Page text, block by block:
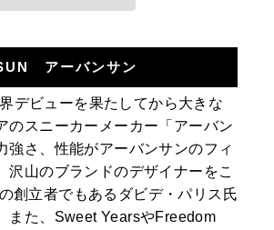
アーバンサン
デビューを果たしてから大きな
のスニーカーメーカー「アーバン
強さ、性能がアーバンサンのフィ
沢山のブランドのデザイナーをこ
創立者でもあるダビデ・パリス氏
また、Sweet YearsやFreedom